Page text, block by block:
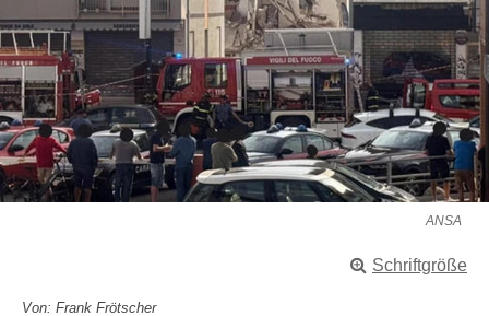
ANSA
Schriftgröße
Von: Frank Frötscher